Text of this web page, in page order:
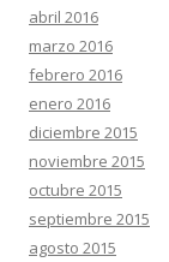
abril 2016
marzo 2016
febrero 2016
enero 2016
diciembre 2015
noviembre 2015
octubre 2015
septiembre 2015
agosto 2015